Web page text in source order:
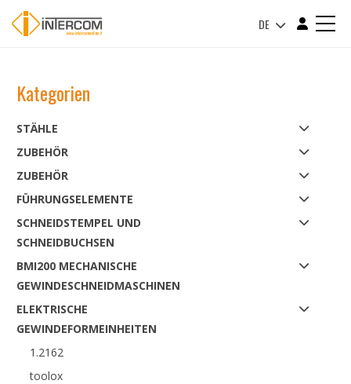
DE
Kategorien
STÄHLE
ZUBEHÖR
ZUBEHÖR
FÜHRUNGSELEMENTE
SCHNEIDSTEMPEL UND
SCHNEIDBUCHSEN
BMI200 MECHANISCHE
GEWINDESCHNEIDMASCHINEN
ELEKTRISCHE
GEWINDEFORMEINHEITEN
1.2162
toolox